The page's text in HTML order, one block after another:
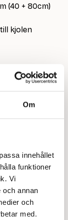
Om
innehållet
funktioner
Vi
och annan
och
med.
(40 + 80cm)
kjolen